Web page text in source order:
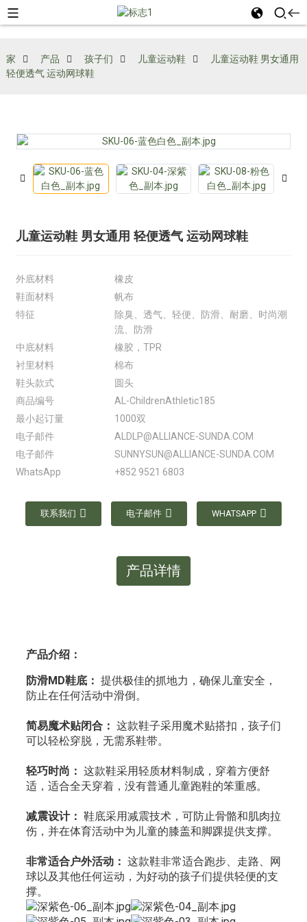
家 产品 孩子们 儿童运动鞋
儿童运动鞋 男女通用
轻便透气 运动网球鞋
儿童运动鞋 男女通用 轻便透气 运动网球鞋
外底材料
橡皮
鞋面材料
帆布
特征
除臭、透气、轻便、防滑、耐磨、时尚潮
流、防滑
中底材料
橡胶，TPR
衬里材料
棉布
鞋头款式
圆头
商品编号
AL-ChildrenAthletic185
最小起订量
1000双
电子邮件
ALDLP@ALLIANCE-SUNDA.COM
电子邮件
SUNNYSUN@ALLIANCE-SUNDA.COM
WhatsApp
+852 9521 6803
联系我们 电子邮件 WHATSAPP
产品详情
产品介绍：
防滑MD鞋底： 提供极佳的抓地力，确保儿童安全，
防止在任何活动中滑倒。
简易魔术贴闭合： 这款鞋子采用魔术贴搭扣，孩子们
可以轻松穿脱，无需系鞋带。
轻巧时尚： 这款鞋采用轻质材料制成，穿着方便舒
适，适合全天穿着，没有普通儿童跑鞋的笨重感。
减震设计： 鞋底采用减震技术，可防止骨骼和肌肉拉
伤，并在体育活动中为儿童的膝盖和脚踝提供支撑。
非常适合户外活动： 这款鞋非常适合跑步、走路、网
球以及其他任何运动，为好动的孩子们提供轻便的支
撑。